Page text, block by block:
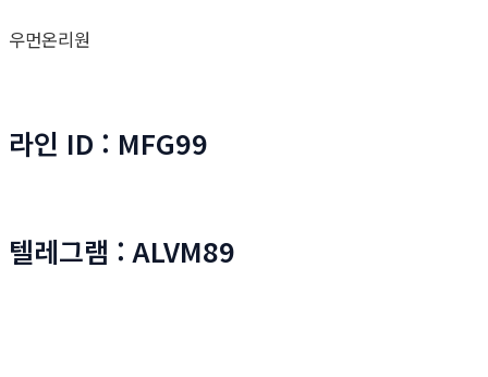
우먼온리원
라인 ID : MFG99
텔레그램 : ALVM89